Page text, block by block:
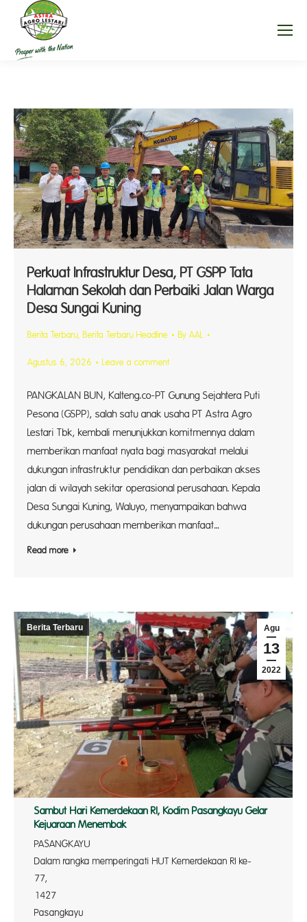
Perkuat Infrastruktur Desa, PT GSPP Tata
Halaman Sekolah dan Perbaiki Jalan Warga
Desa Sungai Kuning
Berita Terbaru, Berita Terbaru Headline By AAL
Agustus 6, 2026 Leave a comment
PANGKALAN BUN, Kalteng.co-PT Gunung Sejahtera Puti
Pesona (GSPP), salah satu anak usaha PT Astra Agro
Lestari Tbk, kembali menunjukkan komitmennya dalam
memberikan manfaat nyata bagi masyarakat melalui
dukungan infrastruktur pendidikan dan perbaikan akses
jalan di wilayah sekitar operasional perusahaan. Kepala
Desa Sungai Kuning, Waluyo, menyampaikan bahwa
dukungan perusahaan memberikan manfaat…
Read more
Agu
13
2022
Berita Terbaru
Sambut Hari Kemerdekaan RI, Kodim Pasangkayu Gelar
Kejuaraan Menembak
Dalam rangka memperingati HUT Kemerdekaan RI ke-
77,
1427